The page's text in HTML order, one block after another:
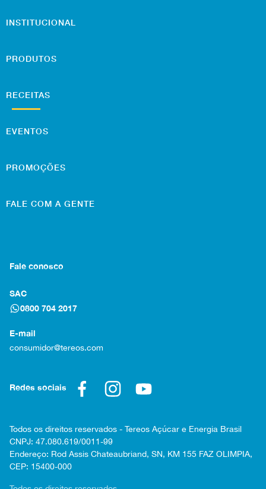
INSTITUCIONAL
PRODUTOS
RECEITAS
EVENTOS
PROMOÇÕES
FALE COM A GENTE
Fale conosco
SAC
0800 704 2017
E-mail
consumidor@tereos.com
Redes sociais
Todos os direitos reservados - Tereos Açúcar e Energia Brasil
CNPJ: 47.080.619/0011-99
Endereço: Rod Assis Chateaubriand, SN, KM 155 FAZ OLIMPIA,
CEP: 15400-000